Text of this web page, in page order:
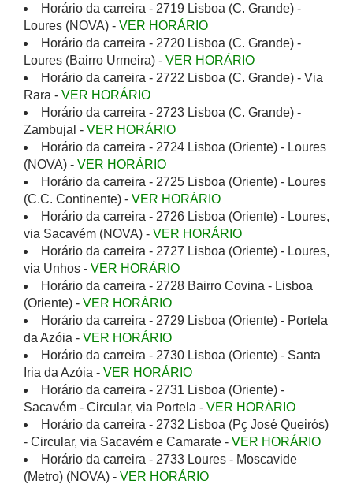
Horário da carreira - 2719 Lisboa (C. Grande) -
Loures (NOVA) - VER HORÁRIO
Horário da carreira - 2720 Lisboa (C. Grande) -
Loures (Bairro Urmeira) - VER HORÁRIO
Horário da carreira - 2722 Lisboa (C. Grande) - Via
Rara - VER HORÁRIO
Horário da carreira - 2723 Lisboa (C. Grande) -
Zambujal - VER HORÁRIO
Horário da carreira - 2724 Lisboa (Oriente) - Loures
(NOVA) - VER HORÁRIO
Horário da carreira - 2725 Lisboa (Oriente) - Loures
(C.C. Continente) - VER HORÁRIO
Horário da carreira - 2726 Lisboa (Oriente) - Loures,
via Sacavém (NOVA) - VER HORÁRIO
Horário da carreira - 2727 Lisboa (Oriente) - Loures,
via Unhos - VER HORÁRIO
Horário da carreira - 2728 Bairro Covina - Lisboa
(Oriente) - VER HORÁRIO
Horário da carreira - 2729 Lisboa (Oriente) - Portela
da Azóia - VER HORÁRIO
Horário da carreira - 2730 Lisboa (Oriente) - Santa
Iria da Azóia - VER HORÁRIO
Horário da carreira - 2731 Lisboa (Oriente) -
Sacavém - Circular, via Portela - VER HORÁRIO
Horário da carreira - 2732 Lisboa (Pç José Queirós)
- Circular, via Sacavém e Camarate - VER HORÁRIO
Horário da carreira - 2733 Loures - Moscavide
(Metro) (NOVA) - VER HORÁRIO